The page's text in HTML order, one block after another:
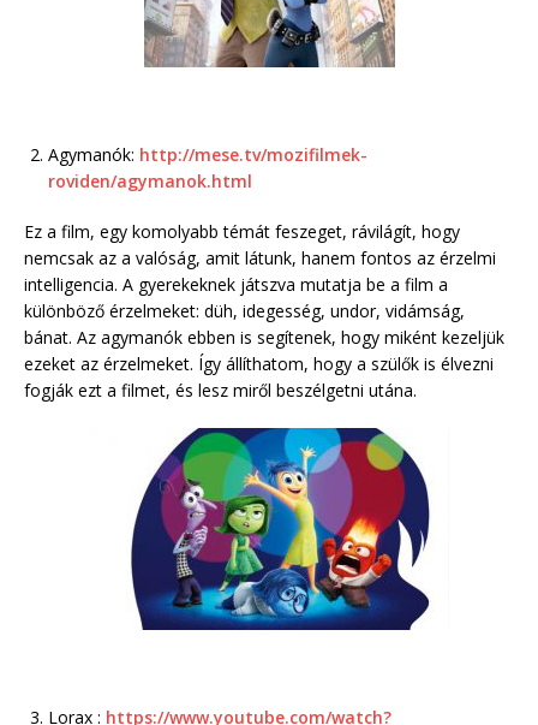
Agymanók: http://mese.tv/mozifilmek-
roviden/agymanok.html
Ez a film, egy komolyabb témát feszeget, rávilágít, hogy
nemcsak az a valóság, amit látunk, hanem fontos az érzelmi
intelligencia. A gyerekeknek játszva mutatja be a film a
különböző érzelmeket: düh, idegesség, undor, vidámság,
bánat. Az agymanók ebben is segítenek, hogy miként kezeljük
ezeket az érzelmeket. Így állíthatom, hogy a szülők is élvezni
fogják ezt a filmet, és lesz miről beszélgetni utána.
Lorax : https://www.youtube.com/watch?